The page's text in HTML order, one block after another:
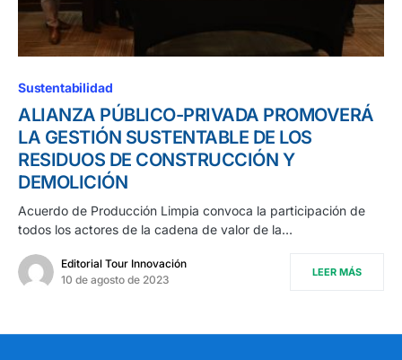
Sustentabilidad
ALIANZA PÚBLICO-PRIVADA PROMOVERÁ
LA GESTIÓN SUSTENTABLE DE LOS
RESIDUOS DE CONSTRUCCIÓN Y
DEMOLICIÓN
Acuerdo de Producción Limpia convoca la participación de
todos los actores de la cadena de valor de la…
Editorial Tour Innovación
10 de agosto de 2023
LEER MÁS